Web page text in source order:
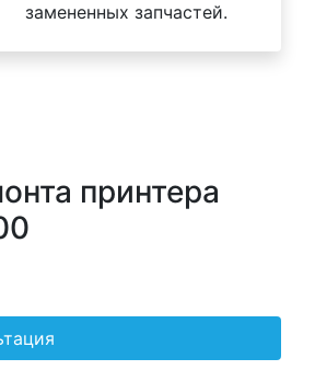
замененных запчастей.
принтера